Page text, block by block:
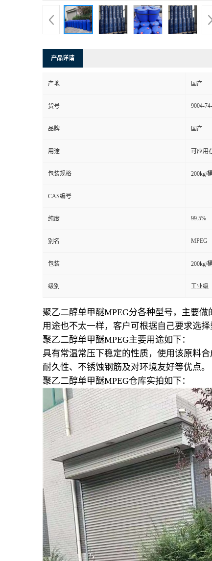
产品详请
产地 国产
货号 9004-
品牌 国产
用途 可应用
包装规格 200kg/
CAS编号
纯度 99.5%
别名 MPEG
包装 200kg/桶
级别 工业级
聚乙二醇单甲醚MPEG分各种型号，主要做
用途也不太一样，客户可根据自己要求选
聚乙二醇单甲醚MPEG主要用途如下：
具有常温常压下稳定的性质，使用该原料
耐久性、不锈蚀钢筋及对环境友好等优点。
聚乙二醇单甲醚MPEG仓库实拍如下：